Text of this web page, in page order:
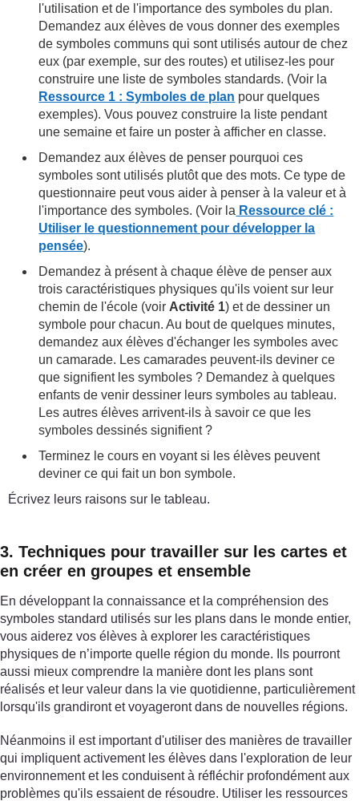
l'utilisation et de l'importance des symboles du plan.
Demandez aux élèves de vous donner des exemples
de symboles communs qui sont utilisés autour de chez
eux (par exemple, sur des routes) et utilisez-les pour
construire une liste de symboles standards. (Voir la
Ressource 1 : Symboles de plan pour quelques
exemples). Vous pouvez construire la liste pendant
une semaine et faire un poster à afficher en classe.
Demandez aux élèves de penser pourquoi ces
symboles sont utilisés plutôt que des mots. Ce type de
questionnaire peut vous aider à penser à la valeur et à
l'importance des symboles. (Voir la Ressource clé :
Utiliser le questionnement pour développer la
pensée).
Demandez à présent à chaque élève de penser aux
trois caractéristiques physiques qu'ils voient sur leur
chemin de l'école (voir Activité 1) et de dessiner un
symbole pour chacun. Au bout de quelques minutes,
demandez aux élèves d'échanger les symboles avec
un camarade. Les camarades peuvent-ils deviner ce
que signifient les symboles ? Demandez à quelques
enfants de venir dessiner leurs symboles au tableau.
Les autres élèves arrivent-ils à savoir ce que les
symboles dessinés signifient ?
Terminez le cours en voyant si les élèves peuvent
deviner ce qui fait un bon symbole.
Écrivez leurs raisons sur le tableau.
3. Techniques pour travailler sur les cartes et
en créer en groupes et ensemble
En développant la connaissance et la compréhension des
symboles standard utilisés sur les plans dans le monde entier,
vous aiderez vos élèves à explorer les caractéristiques
physiques de n’importe quelle région du monde. Ils pourront
aussi mieux comprendre la manière dont les plans sont
réalisés et leur valeur dans la vie quotidienne, particulièrement
lorsqu'ils grandiront et voyageront dans de nouvelles régions.
Néanmoins il est important d'utiliser des manières de travailler
qui impliquent activement les élèves dans l'exploration de leur
environnement et les conduisent à réfléchir profondément aux
problèmes qu'ils essaient de résoudre. Utiliser les ressources